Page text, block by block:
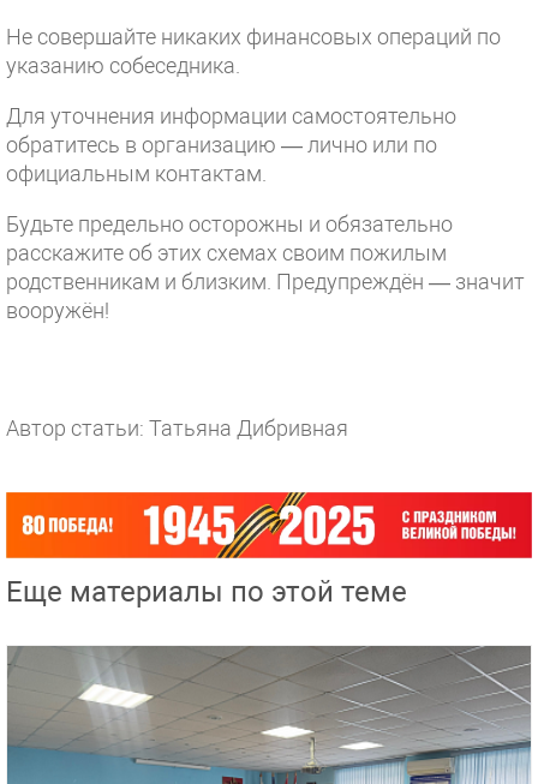
Не совершайте никаких финансовых операций по
указанию собеседника.
Для уточнения информации самостоятельно
обратитесь в организацию — лично или по
официальным контактам.
Будьте предельно осторожны и обязательно
расскажите об этих схемах своим пожилым
родственникам и близким. Предупреждён — значит
вооружён!
Автор статьи: Татьяна Дибривная
Еще материалы по этой теме